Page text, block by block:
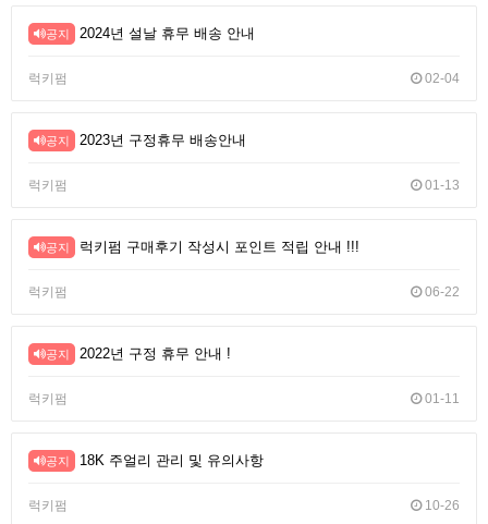
공지 2024년 설날 휴무 배송 안내
럭키펌 02-04
공지 2023년 구정휴무 배송안내
럭키펌 01-13
공지 럭키펌 구매후기 작성시 포인트 적립 안내 !!!
럭키펌 06-22
공지 2022년 구정 휴무 안내 !
럭키펌 01-11
공지 18K 주얼리 관리 및 유의사항
럭키펌 10-26